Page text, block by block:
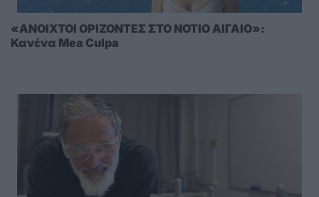
«ΑΝΟΙΧΤΟΙ ΟΡΙΖΟΝΤΕΣ ΣΤΟ ΝΟΤΙΟ ΑΙΓΑΙΟ»:
Κανένα Mea Culpa